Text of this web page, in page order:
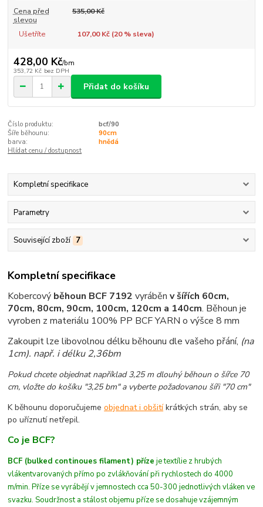
Cena před
slevou
535,00 Kč
Ušetříte 107,00 Kč (20% sleva)
428,00 Kč/bm
353,72 Kč bez DPH
Přidat do košíku
Číslo produktu:
bcf/90
Šíře běhounu:
90cm
barva:
hnědá
Hlídat cenu / dostupnost
Kompletní specifikace
Parametry
Související zboží 7
Kompletní specifikace
Kobercový běhoun BCF 7192 vyráběnv šířích 60cm,
70cm, 80cm, 90cm, 100cm, 120cm a 140cm. Běhoun je
vyroben z materiálu 100% PP BCF YARN o výšce 8 mm
Zakoupit lze libovolnou délku běhounu dle vašeho přání, (na
1cm). např. i délku 2,36bm
Pokud chcete objednat například 3,25 m dlouhý běhoun o šířce 70
cm, vložte do košíku "3,25 bm" a vyberte požadovanou šíři "70 cm"
K běhounu doporučujemeobjednat i obšitíkrátkých strán, aby se
po uříznutí netřepil.
Co je BCF?
BCF (bulked continoues filament) příze je textílie z hrubých
vlákentvarovanýchpřímo po zvlákňování při rychlostech do 4000
m/min. Příze se vyrábějí v jemnostech cca 50-300 jednotlivých vláken ve
svazku. Soudržnost a stálost objemu příze se dosahuje vzájemným